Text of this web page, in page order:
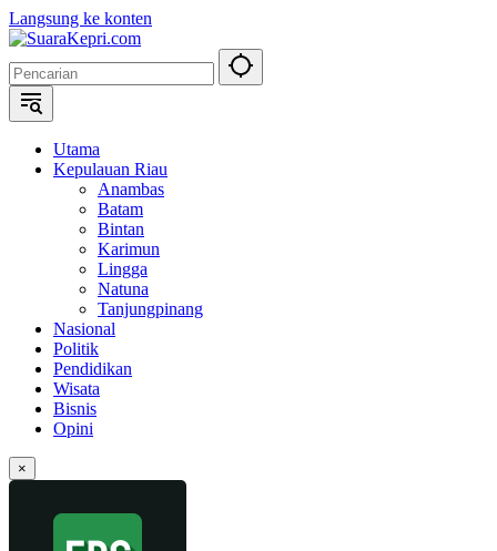
Langsung ke konten
Utama
Kepulauan Riau
Anambas
Batam
Bintan
Karimun
Lingga
Natuna
Tanjungpinang
Nasional
Politik
Pendidikan
Wisata
Bisnis
Opini
×